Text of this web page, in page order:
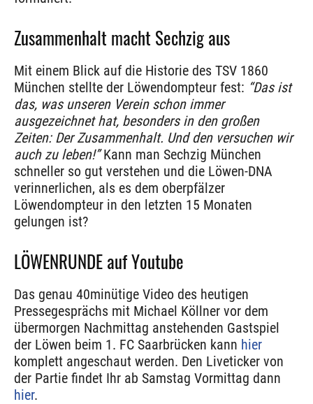
Zusammenhalt macht Sechzig aus
Mit einem Blick auf die Historie des TSV 1860
München stellte der Löwendompteur fest: “Das ist
das, was unseren Verein schon immer
ausgezeichnet hat, besonders in den großen
Zeiten: Der Zusammenhalt. Und den versuchen wir
auch zu leben!”Kann man Sechzig München
schneller so gut verstehen und die Löwen-DNA
verinnerlichen, als es dem oberpfälzer
Löwendompteur in den letzten 15 Monaten
gelungen ist?
LÖWENRUNDE auf Youtube
Das genau 40minütige Video des heutigen
Pressegesprächs mit Michael Köllner vor dem
übermorgen Nachmittag anstehenden Gastspiel
der Löwen beim 1. FC Saarbrücken kann hier
komplett angeschaut werden. Den Liveticker von
der Partie findet Ihr ab Samstag Vormittag dann
hier.